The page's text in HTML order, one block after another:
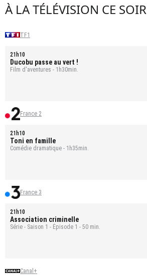
À LA TÉLÉVISION CE SOIR
TF1
21h10
Ducobu passe au vert !
Film d'aventures - 1h30min.
France 2
21h10
Toni en famille
Comédie dramatique - 1h35min.
France 3
21h10
Association criminelle
Série - Saison 1 - Épisode 1 - 50 min.
Canal+